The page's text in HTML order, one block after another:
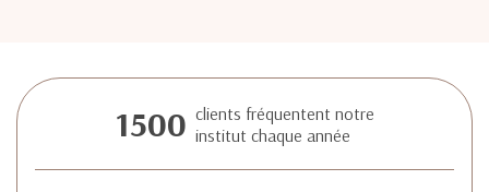
1500 clients fréquentent notre
institut chaque année